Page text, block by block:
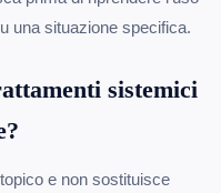
una situazione specifica.
sistemici
e non sostituisce